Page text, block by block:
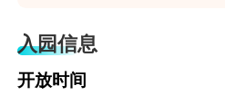
园时请携带能证明年龄的有效
岭免门票。为保障游玩安全，
马岭景区(提示有效期2026/7/9
入园信息
开放时间